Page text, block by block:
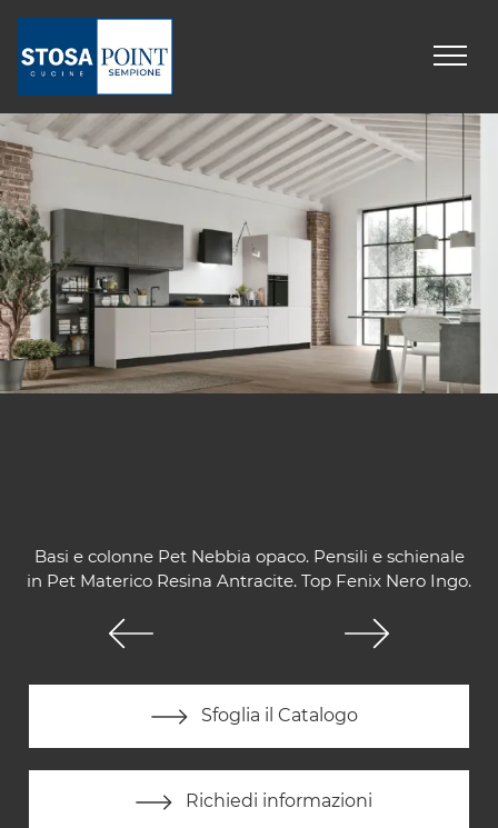
Basi e colonne Pet Nebbia opaco. Pensili e schienale
in Pet Materico Resina Antracite. Top Fenix Nero Ingo.
Sfoglia il Catalogo
Richiedi informazioni